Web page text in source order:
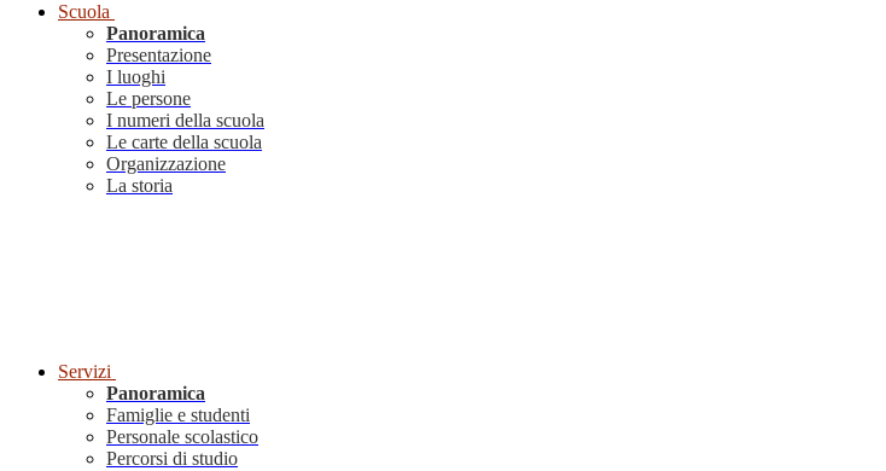
Scuola
Panoramica
Presentazione
I luoghi
Le persone
I numeri della scuola
Le carte della scuola
Organizzazione
La storia
Servizi
Panoramica
Famiglie e studenti
Personale scolastico
Percorsi di studio